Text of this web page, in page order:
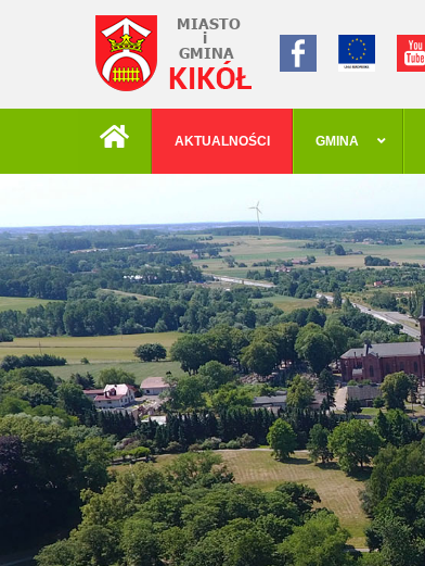
AKTUALNOŚCI GMINA